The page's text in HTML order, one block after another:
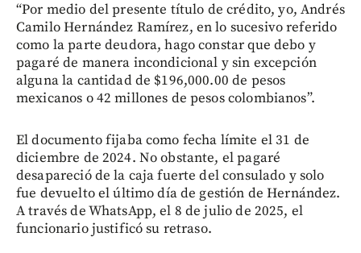
“Por medio del presente título de crédito, yo, Andrés
Camilo Hernández Ramírez, en lo sucesivo referido
como la parte deudora, hago constar que debo y
pagaré de manera incondicional y sin excepción
alguna la cantidad de $196,000.00 de pesos
mexicanos o 42 millones de pesos colombianos”.
El documento fijaba como fecha límite el 31 de
diciembre de 2024. No obstante, el pagaré
desapareció de la caja fuerte del consulado y solo
fue devuelto el último día de gestión de Hernández.
A través de WhatsApp, el 8 de julio de 2025, el
funcionario justificó su retraso.